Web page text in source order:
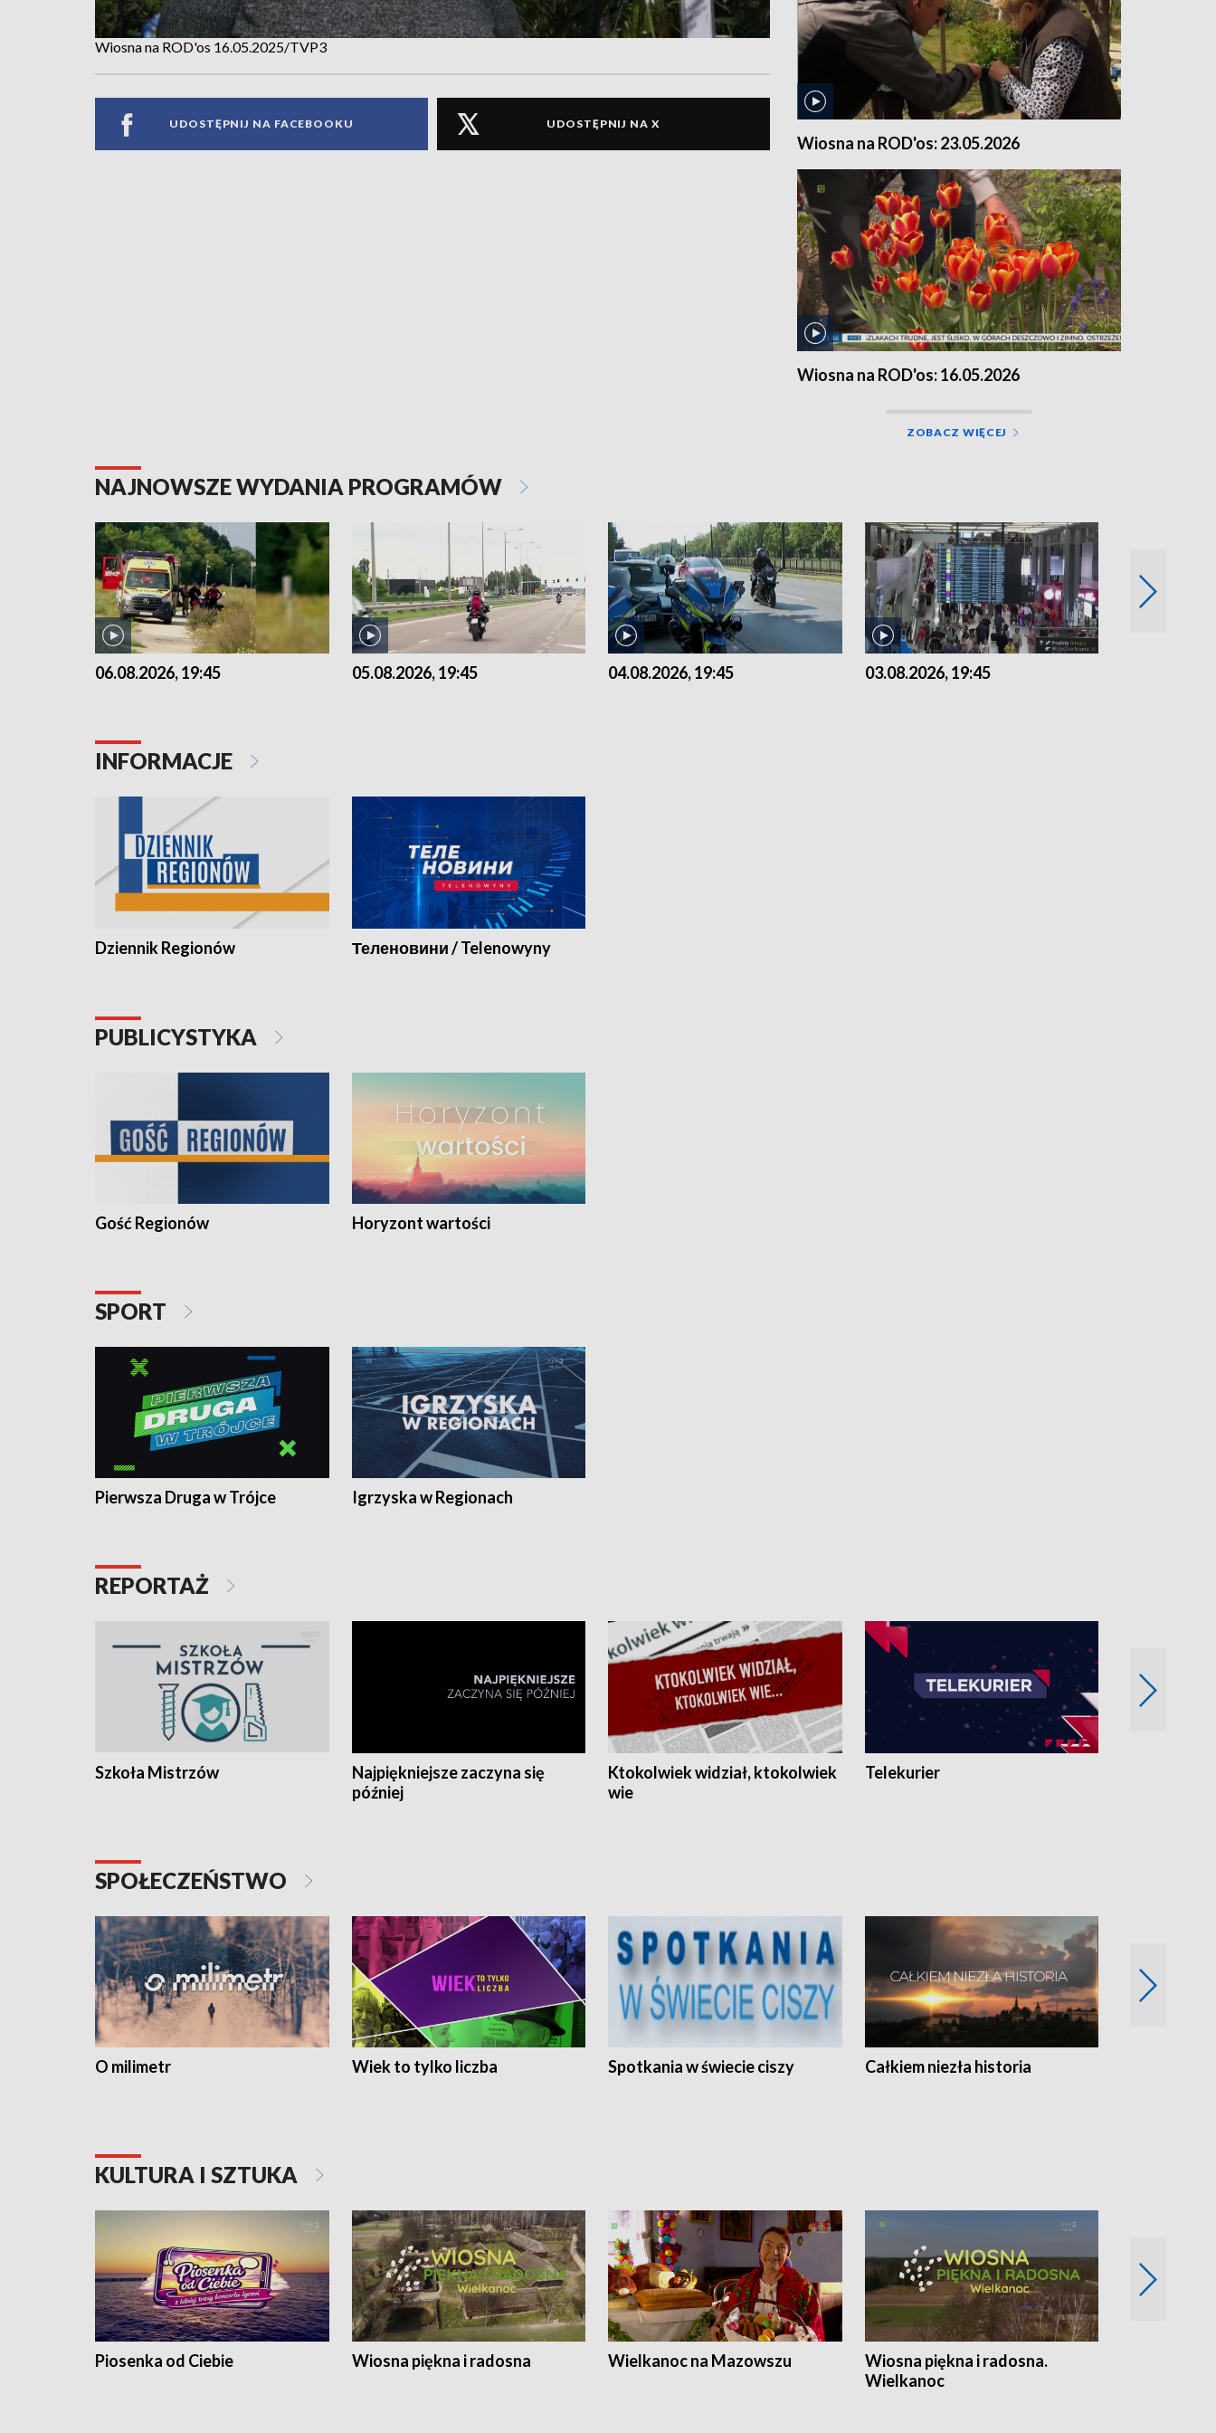
Wiosna na ROD'os 16.05.2025/TVP3
UDOSTĘPNIJ NA FACEBOOKU UDOSTĘPNIJ NA X
Wiosna na ROD'os: 23.05.2026
Wiosna na ROD'os: 16.05.2026
ZOBACZ WIĘCEJ
NAJNOWSZE WYDANIA PROGRAMÓW
06.08.2026, 19:45 05.08.2026, 19:45 04.08.2026, 19:45 03.08.2026, 19:45
INFORMACJE
Dziennik Regionów Теленовини / Telenowyny
PUBLICYSTYKA
Gość Regionów Horyzont wartości
SPORT
Pierwsza Druga w Trójce Igrzyska w Regionach
REPORTAŻ
Szkoła Mistrzów
Najpiękniejsze zaczyna się
później
Ktokolwiek widział, ktokolwiek
wie
Telekurier
SPOŁECZEŃSTWO
O milimetr Wiek to tylko liczba Spotkania w świecie ciszy Całkiem niezła historia
KULTURA I SZTUKA
Piosenka od Ciebie Wiosna piękna i radosna Wielkanoc na Mazowszu
Wiosna piękna i radosna.
Wielkanoc